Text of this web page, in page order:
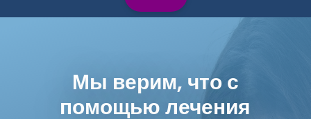
Мы верим, что с
помощью лечения